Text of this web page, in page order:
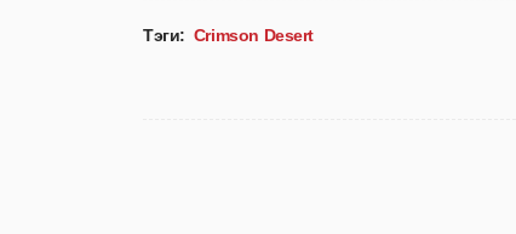
Тэги: Crimson Desert